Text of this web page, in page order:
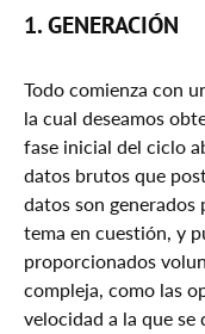
1. GENERACIÓN
Todo comienza con
la cual deseamos
fase inicial del ciclo
datos brutos que
datos son generados
tema en cuestión, y
proporcionados
compleja, como las
velocidad a la que se